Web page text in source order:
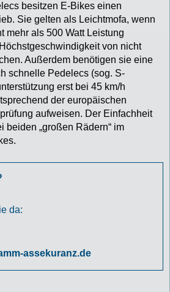
besitzen E-Bikes einen
Sie gelten als Leichtmofa, wenn
mehr als 500 Watt Leistung
von nicht
Außerdem benötigen sie eine
schnelle Pedelecs (sog. S-
erst bei 45 km/h
der europäischen
aufweisen. Der Einfachheit
beiden „großen Rädern“ im
da:
assekuranz.de